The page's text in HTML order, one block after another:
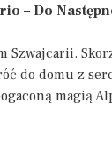
– Do
do domu z
magią